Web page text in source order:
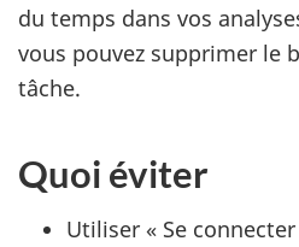
du temps dans vos
vous pouvez supprimer le
tâche.
Quoi éviter
Utiliser « Se